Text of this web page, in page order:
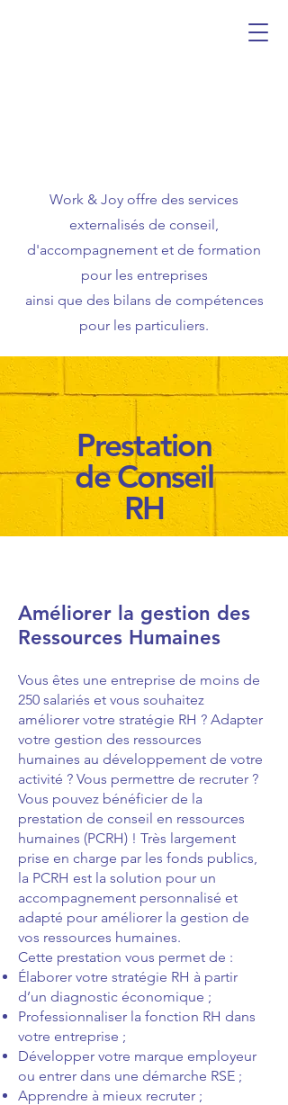
Work & Joy offre des services
externalisés de conseil,
d'accompagnement et de formation
pour les entreprises
ainsi que des bilans de compétences
pour les particuliers.
Prestation
de Conseil
RH
Améliorer la gestion des
Ressources Humaines
Vous êtes une entreprise de moins de
250 salariés et vous souhaitez
améliorer votre stratégie RH ? Adapter
votre gestion des ressources
humaines au développement de votre
activité ? Vous permettre de recruter ?
Vous pouvez bénéficier de la
prestation de conseil en ressources
humaines (PCRH) ! Très largement
prise en charge par les fonds publics,
la PCRH est la solution pour un
accompagnement personnalisé et
adapté pour améliorer la gestion de
vos ressources humaines.
Cette prestation vous permet de :
Élaborer votre stratégie RH à partir
d’un diagnostic économique ;
Professionnaliser la fonction RH dans
votre entreprise ;
Développer votre marque employeur
ou entrer dans une démarche RSE ;
Apprendre à mieux recruter ;